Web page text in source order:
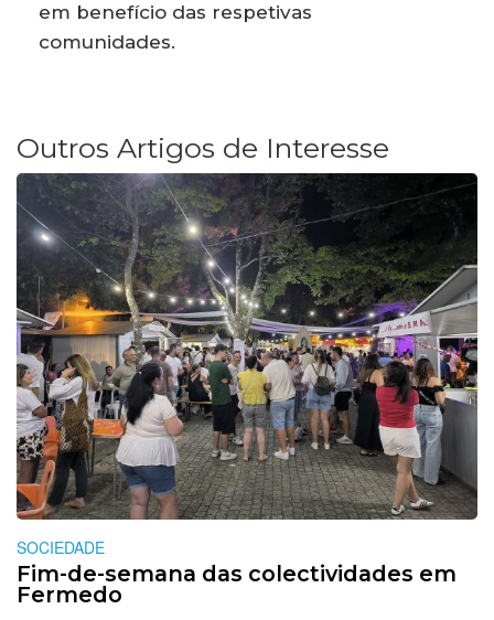
em benefício das respetivas
comunidades.
Outros Artigos de Interesse
SOCIEDADE
Fim-de-semana das colectividades em
Fermedo